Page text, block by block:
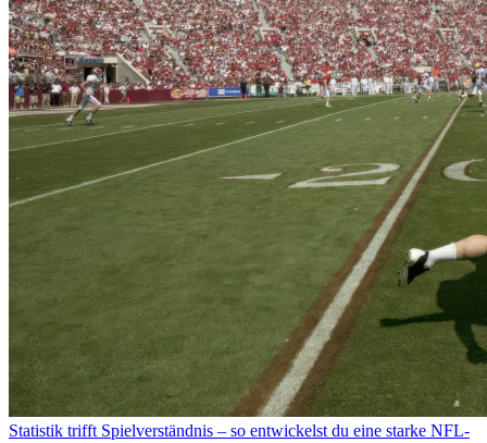
Statistik trifft Spielverständnis – so entwickelst du eine starke NFL-